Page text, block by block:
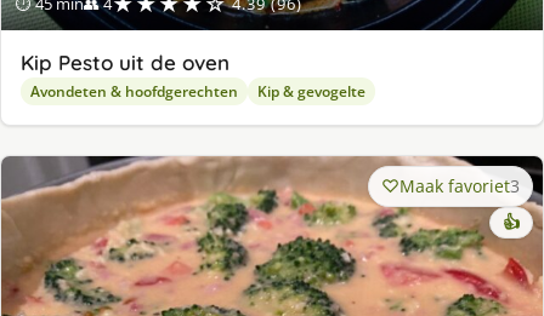
Kip Pesto uit de oven
Avondeten & hoofdgerechten Kip & gevogelte
Maak favoriet3
👍